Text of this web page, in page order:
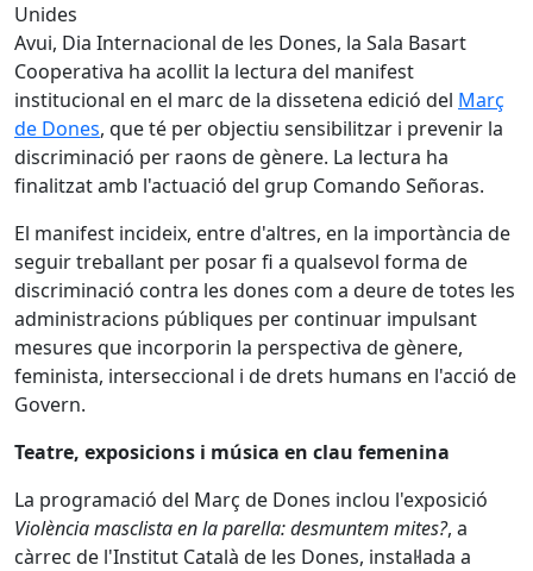
Unides
Avui, Dia Internacional de les Dones, la Sala Basart
Cooperativa ha acollit la lectura del manifest
institucional en el marc de la dissetena edició del Març
de Dones, que té per objectiu sensibilitzar i prevenir la
discriminació per raons de gènere. La lectura ha
finalitzat amb l'actuació del grup Comando Señoras.
El manifest incideix, entre d'altres, en la importància de
seguir treballant per posar fi a qualsevol forma de
discriminació contra les dones com a deure de totes les
administracions públiques per continuar impulsant
mesures que incorporin la perspectiva de gènere,
feminista, interseccional i de drets humans en l'acció de
Govern.
Teatre, exposicions i música en clau femenina
La programació del Març de Dones inclou l'exposició
Violència masclista en la parella: desmuntem mites?, a
càrrec de l'Institut Català de les Dones, instal·lada a